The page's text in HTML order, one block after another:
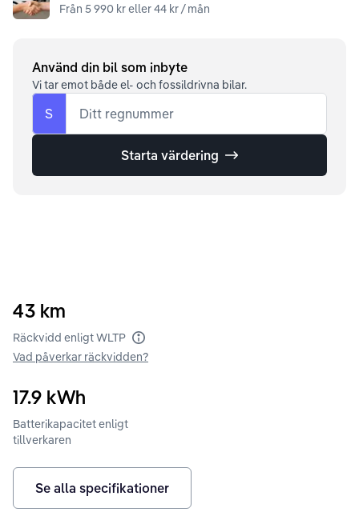
Från 5 990 kr eller 44 kr / mån
Använd din bil som inbyte
Vi tar emot både el- och fossildrivna bilar.
S Ditt regnummer
Starta värdering
43 km
Räckvidd enligt WLTP
Vad påverkar räckvidden?
17.9 kWh
Batterikapacitet enligt
tillverkaren
Se alla specifikationer